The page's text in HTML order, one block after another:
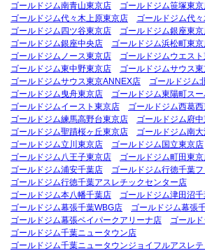
ゴールドジム南青山東京店
ゴールドジム笹塚東
ゴールドジム代々木上原東京店
ゴールドジム代
ゴールドジム四ツ谷東京店
ゴールドジム銀座東
ゴールドジム銀座中央店
ゴールドジム浜松町東
ゴールドジムノース東京店
ゴールドジムウエス
ゴールドジム東中野東京店
ゴールドジムサウス
ゴールドジムサウス東京ANNEX店
ゴールドジム
ゴールドジム曳舟東京店
ゴールドジム東陽町ス
ゴールドジムイースト東京店
ゴールドジム西葛
ゴールドジム練馬高野台東京店
ゴールドジム府
ゴールドジム聖蹟桜ヶ丘東京店
ゴールドジム南
ゴールドジム立川東京店
ゴールドジム国立東京店
ゴールドジム八王子東京店
ゴールドジム町田東
ゴールドジム浦安千葉店
ゴールドジム行徳千葉
ゴールドジム行徳千葉アスレチックセンター店
ゴールドジム本八幡千葉店
ゴールドジム津田沼
ゴールドジム幕張千葉WBG店
ゴールドジム幕張
ゴールドジム幕張ベイパークアリーナ店
ゴール
ゴールドジム千葉ニュータウン店
ゴールドジム千葉ニュータウンジョイフルアスレ